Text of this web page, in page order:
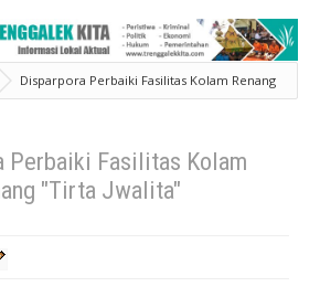
Disparpora Perbaiki Fasilitas Kolam Renang
Perbaiki Fasilitas Kolam
"Tirta Jwalita"